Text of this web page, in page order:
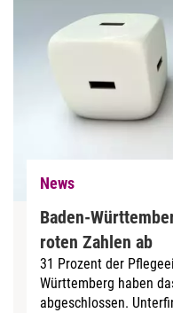
News
Baden-
roten Zahlen ab
31 Prozent der
Württemberg haben
abgeschlossen.